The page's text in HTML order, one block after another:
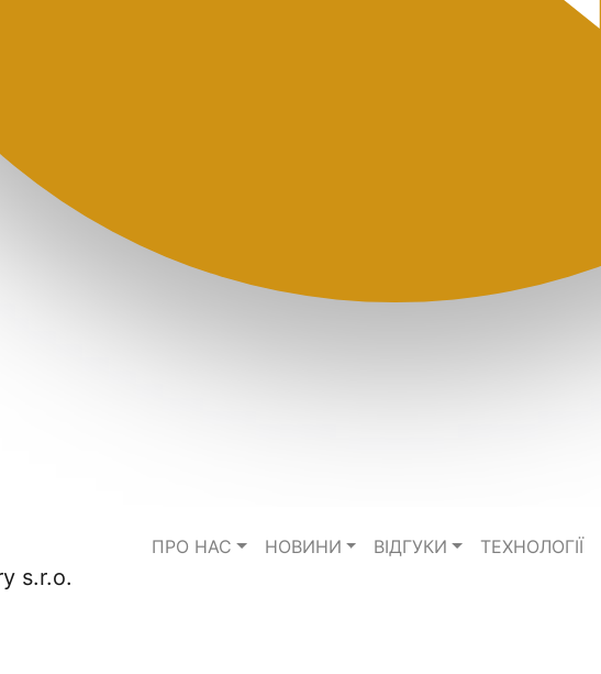
ПРО НАС НОВИНИ ВІДГУКИ TЕХНОЛОГІЇ